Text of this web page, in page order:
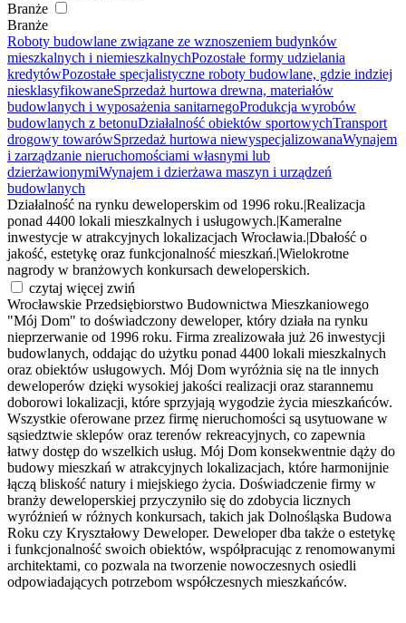
Branże
Branże
Roboty budowlane związane ze wznoszeniem budynków
mieszkalnych i niemieszkalnychPozostałe formy udzielania
kredytówPozostałe specjalistyczne roboty budowlane, gdzie indziej
niesklasyfikowaneSprzedaż hurtowa drewna, materiałów
budowlanych i wyposażenia sanitarnegoProdukcja wyrobów
budowlanych z betonuDziałalność obiektów sportowychTransport
drogowy towarówSprzedaż hurtowa niewyspecjalizowanaWynajem
i zarządzanie nieruchomościami własnymi lub
dzierżawionymiWynajem i dzierżawa maszyn i urządzeń
budowlanych
Działalność na rynku deweloperskim od 1996 roku. Realizacja
ponad 4400 lokali mieszkalnych i usługowych. Kameralne
inwestycje w atrakcyjnych lokalizacjach Wrocławia. Dbałość o
jakość, estetykę oraz funkcjonalność mieszkań. Wielokrotne
nagrody w branżowych konkursach deweloperskich.
czytaj więcej zwiń
Wrocławskie Przedsiębiorstwo Budownictwa Mieszkaniowego
"Mój Dom" to doświadczony deweloper, który działa na rynku
nieprzerwanie od 1996 roku. Firma zrealizowała już 26 inwestycji
budowlanych, oddając do użytku ponad 4400 lokali mieszkalnych
oraz obiektów usługowych. Mój Dom wyróżnia się na tle innych
deweloperów dzięki wysokiej jakości realizacji oraz starannemu
doborowi lokalizacji, które sprzyjają wygodzie życia mieszkańców.
Wszystkie oferowane przez firmę nieruchomości są usytuowane w
sąsiedztwie sklepów oraz terenów rekreacyjnych, co zapewnia
łatwy dostęp do wszelkich usług. Mój Dom konsekwentnie dąży do
budowy mieszkań w atrakcyjnych lokalizacjach, które harmonijnie
łączą bliskość natury i miejskiego życia. Doświadczenie firmy w
branży deweloperskiej przyczyniło się do zdobycia licznych
wyróżnień w różnych konkursach, takich jak Dolnośląska Budowa
Roku czy Kryształowy Deweloper. Deweloper dba także o estetykę
i funkcjonalność swoich obiektów, współpracując z renomowanymi
architektami, co pozwala na tworzenie nowoczesnych osiedli
odpowiadających potrzebom współczesnych mieszkańców.